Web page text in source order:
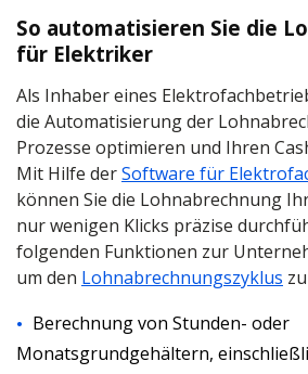
So automatisieren Sie die
für Elektriker
Als Inhaber eines
die Automatisierung der
Prozesse optimieren und Ihren
Mit Hilfe derSoftware für
können Sie die Lohnabrechnung
nur wenigen Klicks präzise
folgenden Funktionen zur
um den Lohnabrechnungszyklus
Berechnung von Stunden- oder
Monatsgrundgehältern,